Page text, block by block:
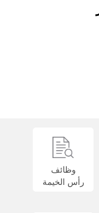
وظائف
رأس الخيمة